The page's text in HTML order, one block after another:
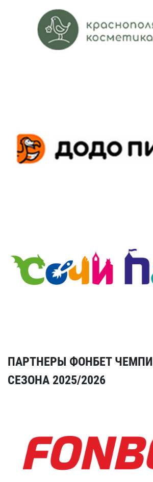
ПАРТНЕРЫ ФОНБЕТ
СЕЗОНА 2025/2026